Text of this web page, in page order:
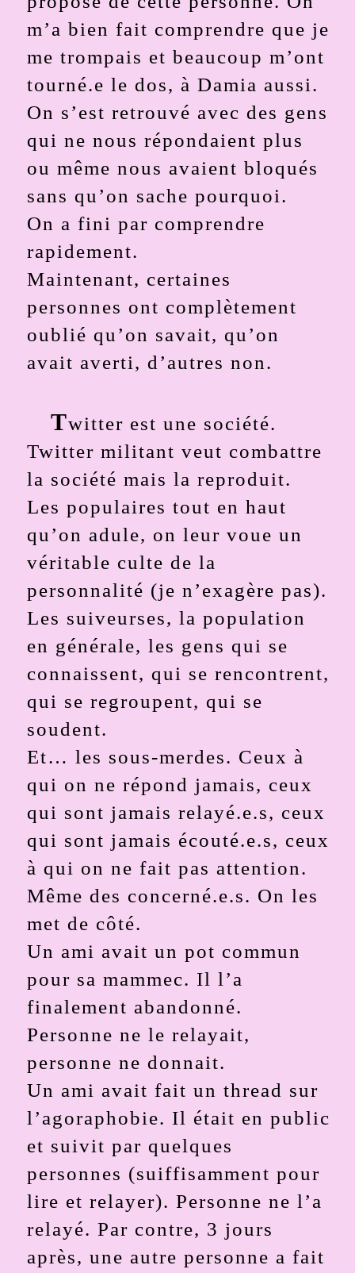
m’a bien fait comprendre que je
me trompais et beaucoup m’ont
tourné.e le dos, à Damia aussi.
On s’est retrouvé avec des gens
qui ne nous répondaient plus
ou même nous avaient bloqués
sans qu’on sache pourquoi.
On a fini par comprendre
rapidement.
Maintenant, certaines
personnes ont complètement
oublié qu’on savait, qu’on
avait averti, d’autres non.
Twitter est une société.
Twitter militant veut combattre
la société mais la reproduit.
Les populaires tout en haut
qu’on adule, on leur voue un
véritable culte de la
personnalité (je n’exagère pas).
Les suiveurses, la population
en générale, les gens qui se
connaissent, qui se rencontrent,
qui se regroupent, qui se
soudent.
Et… les sous-merdes. Ceux à
qui on ne répond jamais, ceux
qui sont jamais relayé.e.s, ceux
qui sont jamais écouté.e.s, ceux
à qui on ne fait pas attention.
Même des concerné.e.s. On les
met de côté.
Un ami avait un pot commun
pour sa mammec. Il l’a
finalement abandonné.
Personne ne le relayait,
personne ne donnait.
Un ami avait fait un thread sur
l’agoraphobie. Il était en public
et suivit par quelques
personnes (suiffisamment pour
lire et relayer). Personne ne l’a
relayé. Par contre, 3 jours
après, une autre personne a fait